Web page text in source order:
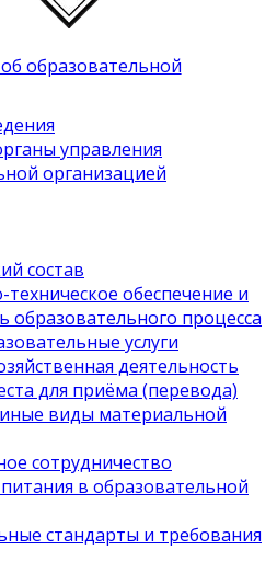
образовательной
управления
организацией
состав
обеспечение и
образовательного процесса
услуги
деятельность
для приёма (перевода)
виды материальной
сотрудничество
в образовательной
стандарты и требования